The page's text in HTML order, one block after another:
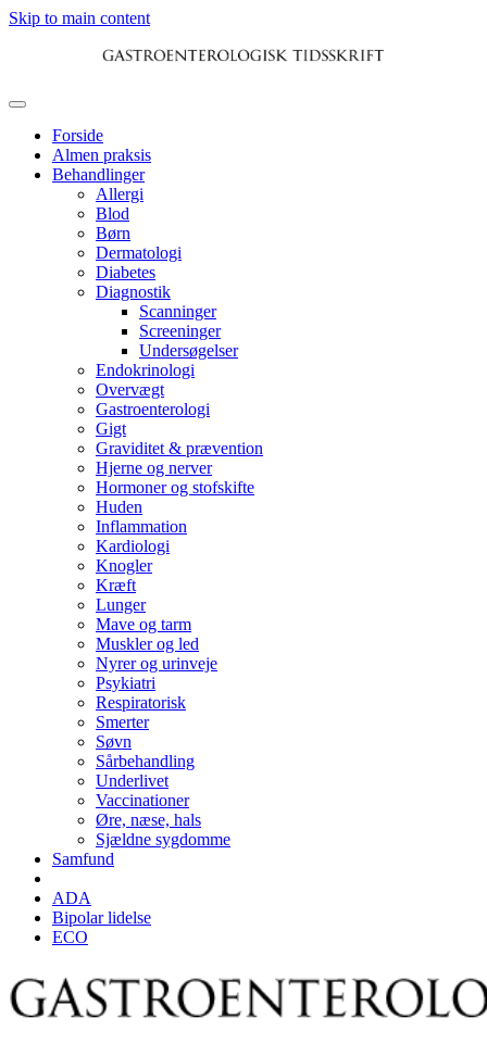
Skip to main content
Forside
Almen praksis
Behandlinger
Allergi
Blod
Børn
Dermatologi
Diabetes
Diagnostik
Scanninger
Screeninger
Undersøgelser
Endokrinologi
Overvægt
Gastroenterologi
Gigt
Graviditet & prævention
Hjerne og nerver
Hormoner og stofskifte
Huden
Inflammation
Kardiologi
Knogler
Kræft
Lunger
Mave og tarm
Muskler og led
Nyrer og urinveje
Psykiatri
Respiratorisk
Smerter
Søvn
Sårbehandling
Underlivet
Vaccinationer
Øre, næse, hals
Sjældne sygdomme
Samfund
ADA
Bipolar lidelse
ECO